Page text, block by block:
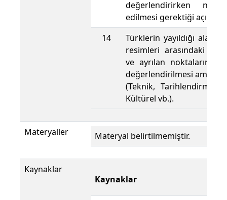
değerlendirirken
edilmesi gerektiği
14
Türklerin yayıldığı
resimleri arasındaki
ve ayrılan noktaların
değerlendirilmesi
(Teknik, Tarihlendirme,
Kültürel vb.).
Materyaller Materyal belirtilmemiştir.
Kaynaklar
Kaynaklar